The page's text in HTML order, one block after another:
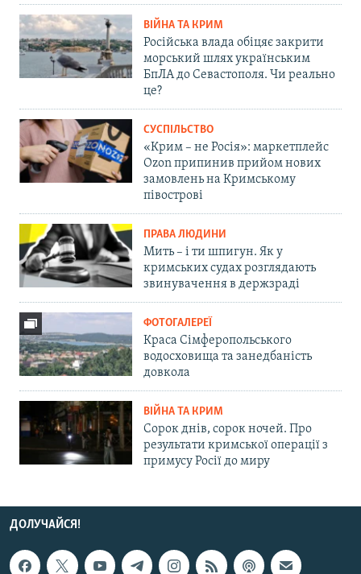
ВІЙНА ТА КРИМ
Російська влада обіцяє закрити
морський шлях українським
БпЛА до Севастополя. Чи реально
це?
СУСПІЛЬСТВО
«Крим – не Росія»: маркетплейс
Ozon припинив прийом нових
замовлень на Кримському
півострові
ПРАВА ЛЮДИНИ
Мить – і ти шпигун. Як у
кримських судах розглядають
звинувачення в держзраді
ФОТОГАЛЕРЕЇ
Краса Сімферопольського
водосховища та занедбаність
довкола
ВІЙНА ТА КРИМ
Сорок днів, сорок ночей. Про
результати кримської операції з
примусу Росії до миру
ДОЛУЧАЙСЯ!